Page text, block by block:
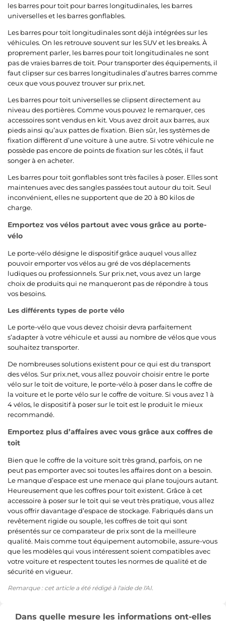
les barres pour toit pour barres longitudinales, les barres
universelles et les barres gonflables.
Les barres pour toit longitudinales sont déjà intégrées sur les
véhicules. On les retrouve souvent sur les SUV et les breaks. À
proprement parler, les barres pour toit longitudinales ne sont
pas de vraies barres de toit. Pour transporter des équipements, il
faut clipser sur ces barres longitudinales d’autres barres comme
ceux que vous pouvez trouver sur prix.net.
Les barres pour toit universelles se clipsent directement au
niveau des portières. Comme vous pouvez le remarquer, ces
accessoires sont vendus en kit. Vous avez droit aux barres, aux
pieds ainsi qu’aux pattes de fixation. Bien sûr, les systèmes de
fixation diffèrent d’une voiture à une autre. Si votre véhicule ne
possède pas encore de points de fixation sur les côtés, il faut
songer à en acheter.
Les barres pour toit gonflables sont très faciles à poser. Elles sont
maintenues avec des sangles passées tout autour du toit. Seul
inconvénient, elles ne supportent que de 20 à 80 kilos de
charge.
Emportez vos vélos partout avec vous grâce au porte-
vélo
Le porte-vélo désigne le dispositif grâce auquel vous allez
pouvoir emporter vos vélos au gré de vos déplacements
ludiques ou professionnels. Sur prix.net, vous avez un large
choix de produits qui ne manqueront pas de répondre à tous
vos besoins.
Les différents types de porte vélo
Le porte-vélo que vous devez choisir devra parfaitement
s’adapter à votre véhicule et aussi au nombre de vélos que vous
souhaitez transporter.
De nombreuses solutions existent pour ce qui est du transport
des vélos. Sur prix.net, vous allez pouvoir choisir entre le porte
vélo sur le toit de voiture, le porte-vélo à poser dans le coffre de
la voiture et le porte vélo sur le coffre de voiture. Si vous avez 1 à
4 vélos, le dispositif à poser sur le toit est le produit le mieux
recommandé.
Emportez plus d’affaires avec vous grâce aux coffres de
toit
Bien que le coffre de la voiture soit très grand, parfois, on ne
peut pas emporter avec soi toutes les affaires dont on a besoin.
Le manque d’espace est une menace qui plane toujours autant.
Heureusement que les coffres pour toit existent. Grâce à cet
accessoire à poser sur le toit qui se veut très pratique, vous allez
vous offrir davantage d’espace de stockage. Fabriqués dans un
revêtement rigide ou souple, les coffres de toit qui sont
présentés sur ce comparateur de prix sont de la meilleure
qualité. Mais comme tout équipement automobile, assure-vous
que les modèles qui vous intéressent soient compatibles avec
votre voiture et respectent toutes les normes de qualité et de
sécurité en vigueur.
Remarque : cet article a été rédigé à l'aide de l'AI.
Dans quelle mesure les informations ont-elles